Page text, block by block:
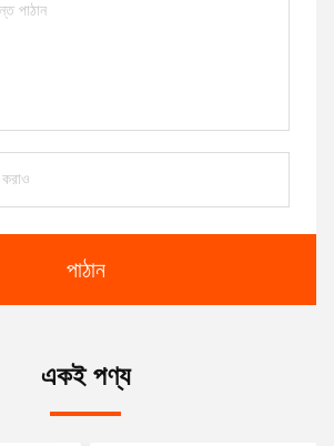
পাঠান
একই পণ্য